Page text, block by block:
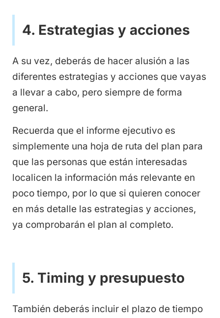
4. Estrategias y acciones
A su vez, deberás de hacer alusión a las
diferentes estrategias y acciones que vayas
a llevar a cabo, pero siempre de forma
general.
Recuerda que el informe ejecutivo es
simplemente una hoja de ruta del plan para
que las personas que están interesadas
localicen la información más relevante en
poco tiempo, por lo que si quieren conocer
en más detalle las estrategias y acciones,
ya comprobarán el plan al completo.
5. Timing y presupuesto
También deberás incluir el plazo de tiempo